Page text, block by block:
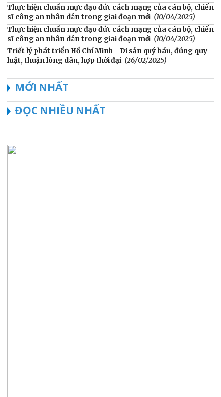
Thực hiện chuẩn mực đạo đức cách mạng của cán bộ, chiến
sĩ công an nhân dân trong giai đoạn mới (10/04/2025)
Thực hiện chuẩn mực đạo đức cách mạng của cán bộ, chiến
sĩ công an nhân dân trong giai đoạn mới (10/04/2025)
Triết lý phát triển Hồ Chí Minh - Di sản quý báu, đúng quy
luật, thuận lòng dân, hợp thời đại (26/02/2025)
MỚI NHẤT
ĐỌC NHIỀU NHẤT